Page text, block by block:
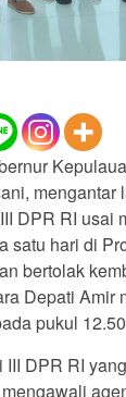
mengantar
DPR RI usai
satu hari di
bertolak
Depati Amir
pukul
DPR RI